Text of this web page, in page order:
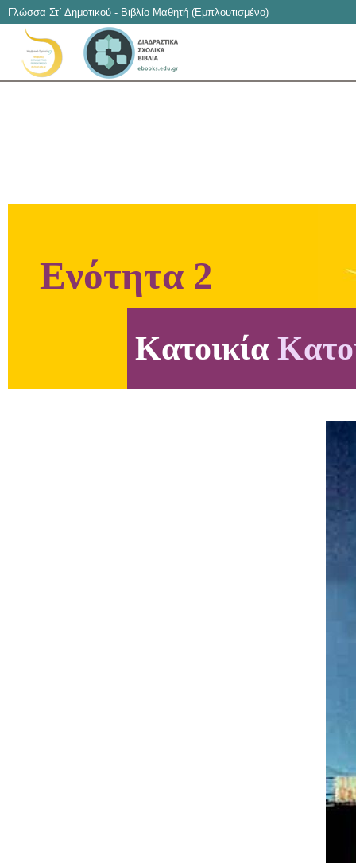
Γλώσσα Στ΄ Δημοτικού - Βιβλίο Μαθητή (Εμπλουτισμένο)
Ενότητα 2
Kατοικία